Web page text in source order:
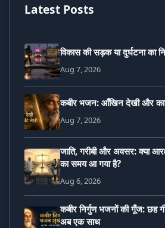
Latest Posts
विकास की सड़क या दुर्घटना का
Aug 7, 2026
कबीर भजन: आँखिन देखी और
Aug 7, 2026
जाति, गरीबी और अवसर: क्या
का समय आ गया है?
Aug 6, 2026
कबीर निर्गुण भजनों की गूँज: छह
अब एक साथ